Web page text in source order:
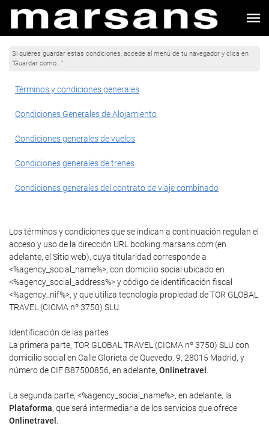
Si quieres guardar estas condiciones, accede al menú de tu navegador y clica en
"Guardar como..."
Términos y condiciones generales
Condiciones Generales de Alojamiento
Condiciones generales de vuelos
Condiciones generales de trenes
Condiciones generales del contrato de viaje combinado
Los términos y condiciones que se indican a continuación regulan el
acceso y uso de la dirección URL booking.marsans.com (en
adelante, el Sitio web), cuya titularidad corresponde a
<%agency_social_name%>, con domicilio social ubicado en
<%agency_social_address%> y código de identificación fiscal
<%agency_nif%>, y que utiliza tecnología propiedad de TOR GLOBAL
TRAVEL (CICMA nº 3750) SLU.
Identificación de las partes
La primera parte, TOR GLOBAL TRAVEL (CICMA nº 3750) SLU con
domicilio social en Calle Glorieta de Quevedo, 9, 28015 Madrid, y
número de CIF B87500856, en adelante, Onlinetravel
La segunda parte, <%agency_social_name%>, en adelante, la
Plataforma, que será intermediaria de los servicios que ofrece
Onlinetravel